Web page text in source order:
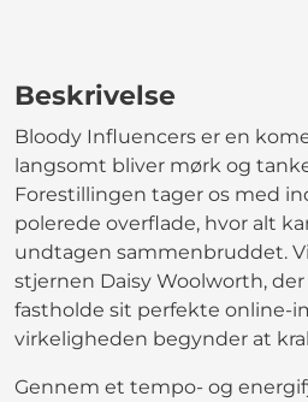
Beskrivelse
Bloody Influencers er en
langsomt bliver mørk og
Forestillingen tager os med
polerede overflade, hvor alt
undtagen sammenbruddet.
stjernen Daisy Woolworth,
fastholde sit perfekte online-
virkeligheden begynder at
Gennem et tempo- og